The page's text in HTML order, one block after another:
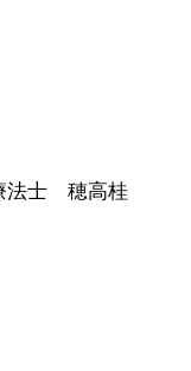
法士 穂高桂